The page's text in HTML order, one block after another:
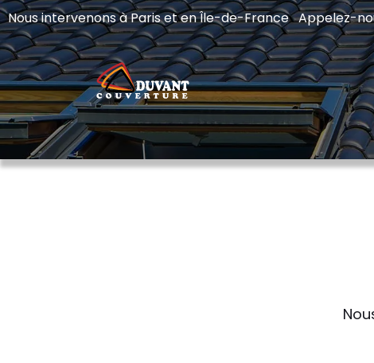
Nous intervenons à Paris et en Île-de-France Appelez-